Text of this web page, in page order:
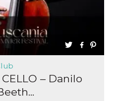
– Danilo